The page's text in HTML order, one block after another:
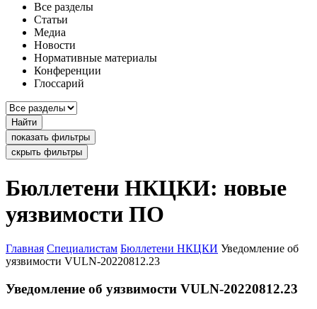
Все разделы
Статьи
Медиа
Новости
Нормативные материалы
Конференции
Глоссарий
Найти
показать фильтры
скрыть фильтры
Бюллетени НКЦКИ: новые
уязвимости ПО
Главная Специалистам Бюллетени НКЦКИ Уведомление об
уязвимости VULN-20220812.23
Уведомление об уязвимости VULN-20220812.23